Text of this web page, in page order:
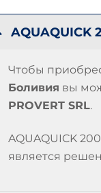
AQUAQUICK
Чтобы
Боливия вы
PROVERT SRL.
AQUAQUICK
является